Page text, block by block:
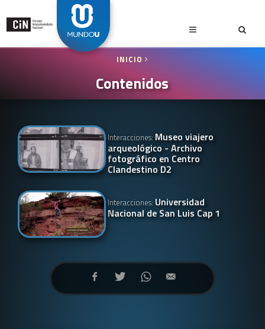
INICIO
Contenidos
Interacciones: Museo viajero
arqueológico - Archivo
fotográfico en Centro
Clandestino D2
Interacciones: Universidad
Nacional de San Luis Cap 1